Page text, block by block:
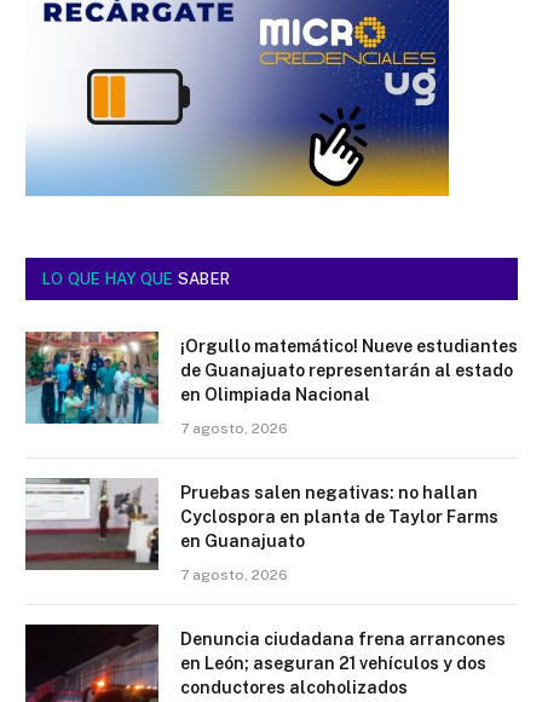
LO QUE HAY QUE SABER
¡Orgullo matemático! Nueve estudiantes
de Guanajuato representarán al estado
en Olimpiada Nacional
7 agosto, 2026
Pruebas salen negativas: no hallan
Cyclospora en planta de Taylor Farms
en Guanajuato
7 agosto, 2026
Denuncia ciudadana frena arrancones
en León; aseguran 21 vehículos y dos
conductores alcoholizados